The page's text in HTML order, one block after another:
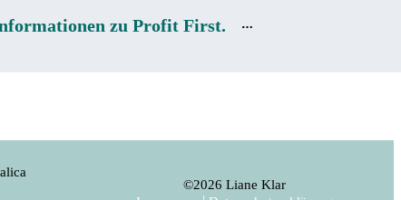
zu Profit First.
©2026 Liane Klar